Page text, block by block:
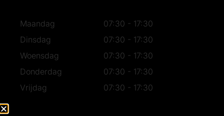
Maandag
07:30 - 17:30
Dinsdag
07:30 - 17:30
Woensdag
07:30 - 17:30
Donderdag
07:30 - 17:30
Vrijdag
07:30 - 17:30